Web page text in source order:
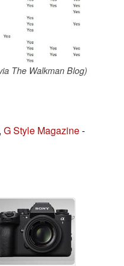
The Walkman Blog)
, G Style Magazine-